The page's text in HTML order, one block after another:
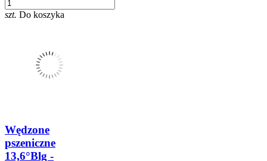
szt. Do koszyka
Wędzone
pszeniczne
13,6°Blg -